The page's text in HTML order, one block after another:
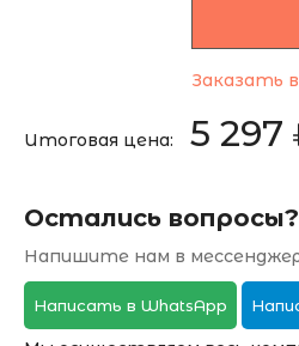
Заказать в
Итоговая цена: 5 297
Остались вопросы?
Напишите нам в
Написать в WhatsApp